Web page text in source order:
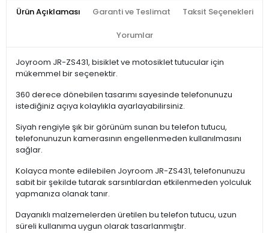
Ürün Açıklaması Garanti ve Teslimat Taksit Seçenekleri
Yorumlar
Joyroom JR-ZS431, bisiklet ve motosiklet tutucular için
mükemmel bir seçenektir.
360 derece dönebilen tasarımı sayesinde telefonunuzu
istediğiniz açıya kolaylıkla ayarlayabilirsiniz.
Siyah rengiyle şık bir görünüm sunan bu telefon tutucu,
telefonunuzun kamerasının engellenmeden kullanılmasını
sağlar.
Kolayca monte edilebilen Joyroom JR-ZS431, telefonunuzu
sabit bir şekilde tutarak sarsıntılardan etkilenmeden yolculuk
yapmanıza olanak tanır.
Dayanıklı malzemelerden üretilen bu telefon tutucu, uzun
süreli kullanıma uygun olarak tasarlanmıştır.